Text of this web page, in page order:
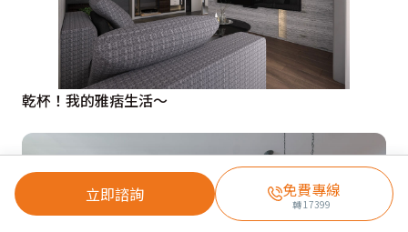
立即諮詢 免費專線
轉17399
乾杯！我的雅痞生活～